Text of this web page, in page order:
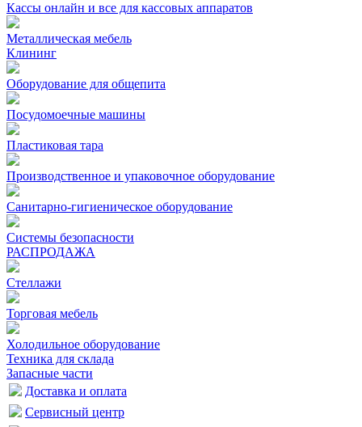
Кассы онлайн и все для кассовых аппаратов
Металлическая мебель
Клининг
Оборудование для общепита
Посудомоечные машины
Пластиковая тара
Производственное и упаковочное оборудование
Санитарно-гигиеническое оборудование
Системы безопасности
РАСПРОДАЖА
Стеллажи
Торговая мебель
Холодильное оборудование
Техника для склада
Запасные части
Доставка и оплата
Сервисный центр